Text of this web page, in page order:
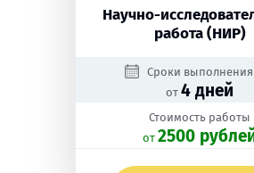
Научно-
работа (НИР)
Сроки выполнения
от 4 дней
Стоимость работы
oт 2500